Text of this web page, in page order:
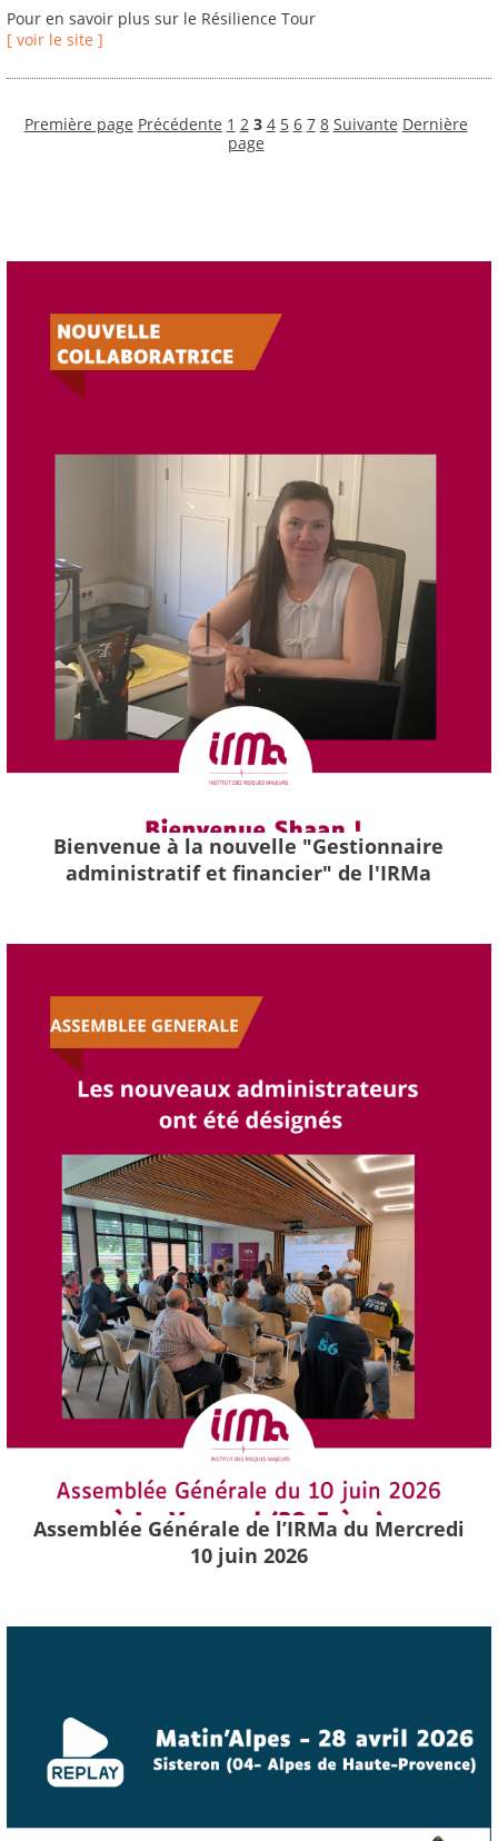
Pour en savoir plus sur le Résilience Tour
[ voir le site ]
Première page Précédente 1 2 3 4 5 6 7 8 Suivante Dernière
page
Bienvenue à la nouvelle "Gestionnaire
administratif et financier" de l'IRMa
Assemblée Générale de l’IRMa du Mercredi
10 juin 2026